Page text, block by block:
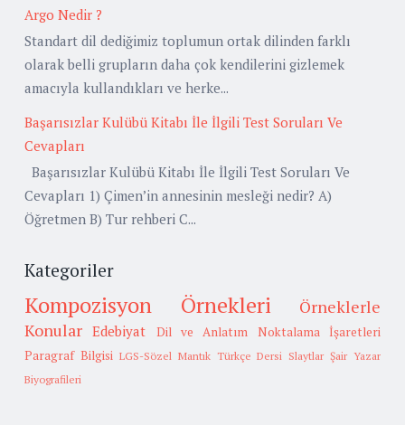
Argo Nedir ?
Standart dil dediğimiz toplumun ortak dilinden farklı
olarak belli grupların daha çok kendilerini gizlemek
amacıyla kullandıkları ve herke...
Başarısızlar Kulübü Kitabı İle İlgili Test Soruları Ve
Cevapları
Başarısızlar Kulübü Kitabı İle İlgili Test Soruları Ve
Cevapları 1) Çimen’in annesinin mesleği nedir? A)
Öğretmen B) Tur rehberi C...
Kategoriler
Kompozisyon Örnekleri
Örneklerle
Konular Edebiyat Dil ve Anlatım
Noktalama İşaretleri
Paragraf Bilgisi LGS-Sözel Mantık Türkçe Dersi Slaytlar Şair Yazar
Biyografileri